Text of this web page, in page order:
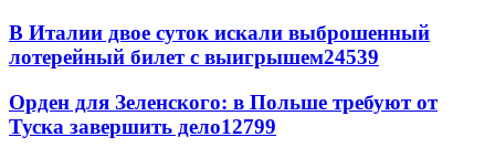
В Италии двое суток искали выброшенный
лотерейный билет с выигрышем24539
Орден для Зеленского: в Польше требуют от
Туска завершить дело12799